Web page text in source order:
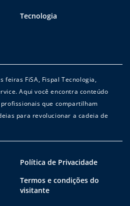
Tecnologia
feiras FiSA, Fispal Tecnologia,
Aqui você encontra conteúdo
que compartilham
para revolucionar a cadeia de
Política de Privacidade
Termos e condições do
visitante